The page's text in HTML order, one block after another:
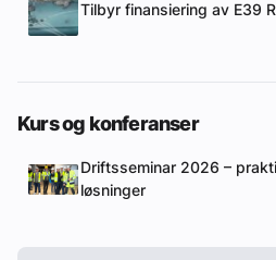
Tilbyr finansiering av E39
Kurs og konferanser
Driftsseminar 2026 –
løsninger